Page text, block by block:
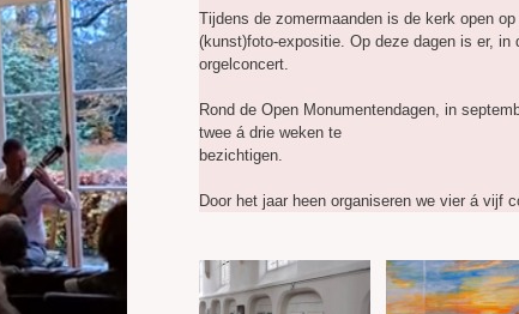
Tijdens de zomermaanden is de kerk open
(kunst)foto-expositie. Op deze dagen is er, in
orgelconcert.
Rond de Open Monumentendagen, in
twee á drie weken te
bezichtigen.
Door het jaar heen organiseren we vier á vijf